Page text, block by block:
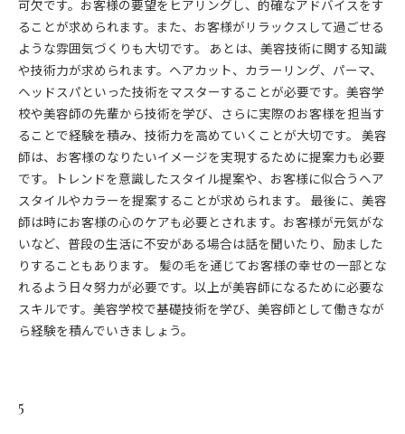
可欠です。お客様の要望をヒアリングし、的確なアドバイスをす
ることが求められます。また、お客様がリラックスして過ごせる
ような雰囲気づくりも大切です。 あとは、美容技術に関する知識
や技術力が求められます。ヘアカット、カラーリング、パーマ、
ヘッドスパといった技術をマスターすることが必要です。美容学
校や美容師の先輩から技術を学び、さらに実際のお客様を担当す
ることで経験を積み、技術力を高めていくことが大切です。 美容
師は、お客様のなりたいイメージを実現するために提案力も必要
です。トレンドを意識したスタイル提案や、お客様に似合うヘア
スタイルやカラーを提案することが求められます。 最後に、美容
師は時にお客様の心のケアも必要とされます。お客様が元気がな
いなど、普段の生活に不安がある場合は話を聞いたり、励ました
りすることもあります。 髪の毛を通じてお客様の幸せの一部とな
れるよう日々努力が必要です。以上が美容師になるために必要な
スキルです。美容学校で基礎技術を学び、美容師として働きなが
ら経験を積んでいきましょう。
5